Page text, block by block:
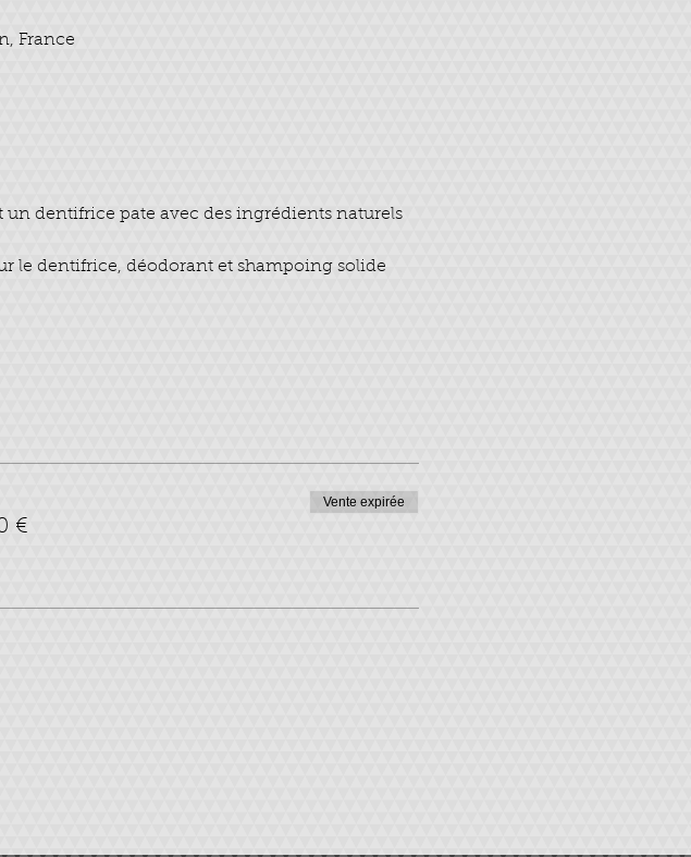
France
dentifrice pate avec des ingrédients naturels
le dentifrice, déodorant et shampoing solide
€
Vente expirée